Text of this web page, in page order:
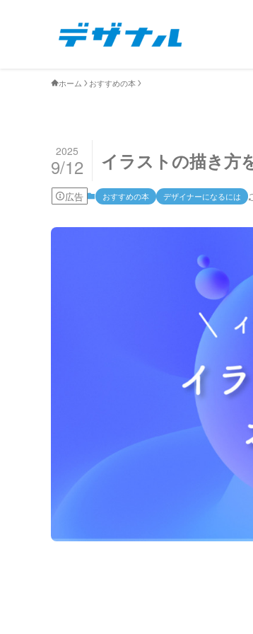
ホーム おすすめの本
イラストの描き方
2025
9/12
広告 おすすめの本 デザイナーになるには